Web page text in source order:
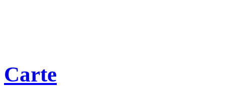
Carte